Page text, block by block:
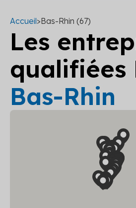
Accueil>Bas-Rhin (67)
Les
qualifiées
Bas-Rhin